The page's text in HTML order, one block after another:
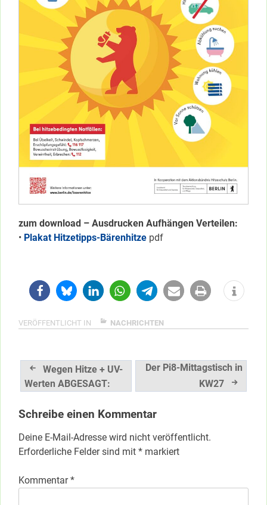
zum download – Ausdrucken Aufhängen Verteilen:
• Plakat Hitzetipps-Bärenhitze pdf
VERÖFFENTLICHT IN NACHRICHTEN
Beitragsnavigation
Wegen Hitze + UV-
Werten ABGESAGT:
Der Pi8-Mittagstisch in
KW27
Schreibe einen Kommentar
Deine E-Mail-Adresse wird nicht veröffentlicht.
Erforderliche Felder sind mit * markiert
Kommentar*